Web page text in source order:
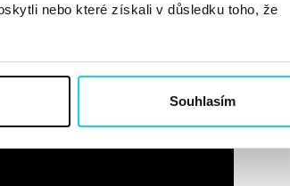
nebo které získali v důsledku toho, že
Souhlasím